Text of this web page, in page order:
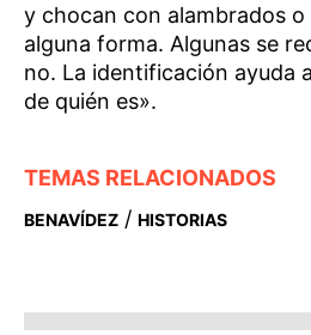
y chocan con alambrados o
alguna forma. Algunas se
no. La identificación ayuda
de quién es».
TEMAS RELACIONADOS
BENAVÍDEZ / HISTORIAS